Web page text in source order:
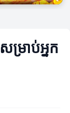
រាប់អ្នក